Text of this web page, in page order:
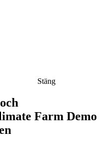
Stäng
Farm Demo